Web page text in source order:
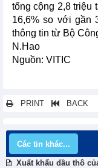
tổng cộng 2,8 triệu
16,6% so với gần
thông tin từ Bộ
N.Hao
Nguồn: VITIC
PRINT BACK
Các tin khác...
Xuất khẩu dầu thô